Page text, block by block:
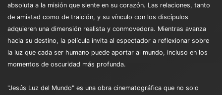
absoluta a la misión que siente en su corazón. Las relaciones, tanto
de amistad como de traición, y su vínculo con los discípulos
adquieren una dimensión realista y conmovedora. Mientras avanza
hacia su destino, la película invita al espectador a reflexionar sobre
la luz que cada ser humano puede aportar al mundo, incluso en los
momentos de oscuridad más profunda.
"Jesús Luz del Mundo" es una obra cinematográfica que no solo